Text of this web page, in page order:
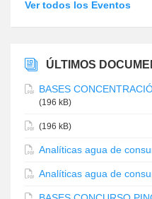
Ver todos los Eventos
ÚLTIMOS
BASES
(196 kB)
(196 kB)
Analíticas agua de
Analíticas agua de